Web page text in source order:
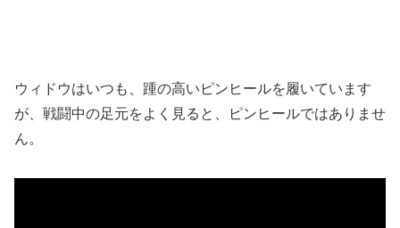
ウィドウはいつも、踵の高いピンヒールを履いています
が、戦闘中の足元をよく見ると、ピンヒールではありませ
ん。